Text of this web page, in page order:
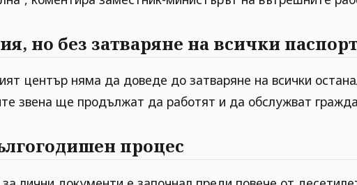
но без затваряне на всички
център няма да доведе до затваряне на всички
звена ще продължат да работят и да обслужват
процес